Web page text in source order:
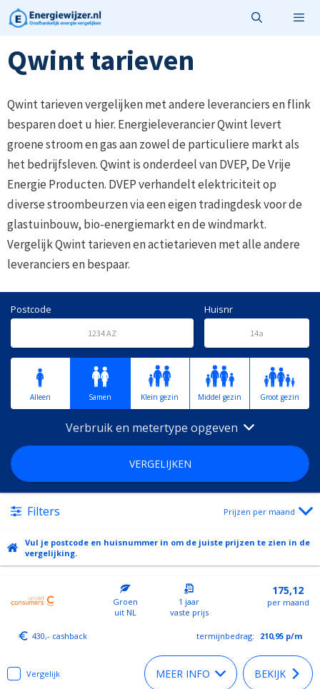
Ga
naar
de
inhoud
Qwint tarieven
Qwint tarieven vergelijken met andere leveranciers en flink
besparen doet u hier. Energieleverancier Qwint levert
groene stroom en gas aan zowel de particuliere markt als
het bedrijfsleven. Qwint is onderdeel van DVEP, De Vrije
Energie Producten. DVEP verhandelt elektriciteit op
diverse stroombeurzen via een eigen tradingdesk voor de
glastuinbouw, bio-energiemarkt en de windmarkt.
Vergelijk Qwint tarieven en actietarieven met alle andere
leveranciers en bespaar.
Postcode Huisnr
Alleen Samen Klein gezin Middel gezin Groot gezin
Verbruik en metertype opgeven
VERGELIJKEN
Filters Prijzen per maand
Vul je postcode en huisnummer in om de juiste prijzen te zien in de
vergelijking.
Groen
uit NL
1 jaar
vaste prijs
175,12
per maand
430,- cashback termijnbedrag: 210,95 p/m
Vergelijk MEER INFO BEKIJK